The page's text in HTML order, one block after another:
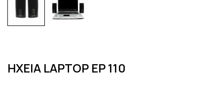
ΗΧΕΙΑ LAPTOP EP 110